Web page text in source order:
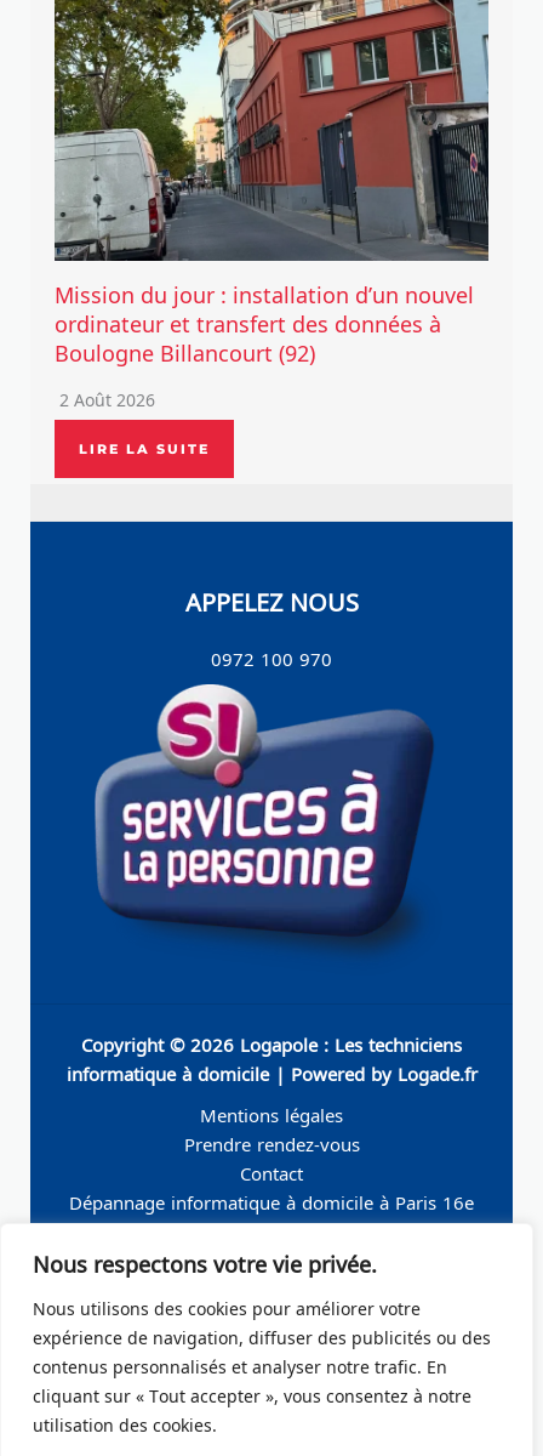
Nous respectons votre vie privée.
Nous utilisons des cookies pour améliorer votre
expérience de navigation, diffuser des publicités ou des
contenus personnalisés et analyser notre trafic. En
cliquant sur « Tout accepter », vous consentez à notre
utilisation des cookies.
Mission du jour : installation d’un nouvel
ordinateur et transfert des données à
Boulogne Billancourt (92)
2 Août 2026
LIRE LA SUITE
APPELEZ NOUS
0972 100 970
Copyright © 2026 Logapole : Les techniciens
informatique à domicile | Powered by Logade.fr
Mentions légales
Prendre rendez-vous
Contact
Dépannage informatique à domicile à Paris 16e
Seine
Perret
Dépannage informatique à domicile à Paris 19e
Dépannage informatique à domicile à Paris 17e
Dépannage informatique à domicile – Boulogne-
Billancourt 92